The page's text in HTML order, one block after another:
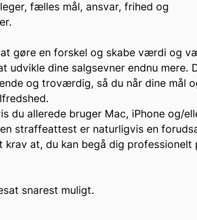
fælles mål, ansvar, frihed og
gøre en forskel og skabe værdi og
udvikle dine salgsevner endnu mere.
og troværdig, så du når dine mål
du allerede bruger Mac, iPhone og/
straffeattest er naturligvis en
krav at, du kan begå dig professionelt
snarest muligt.